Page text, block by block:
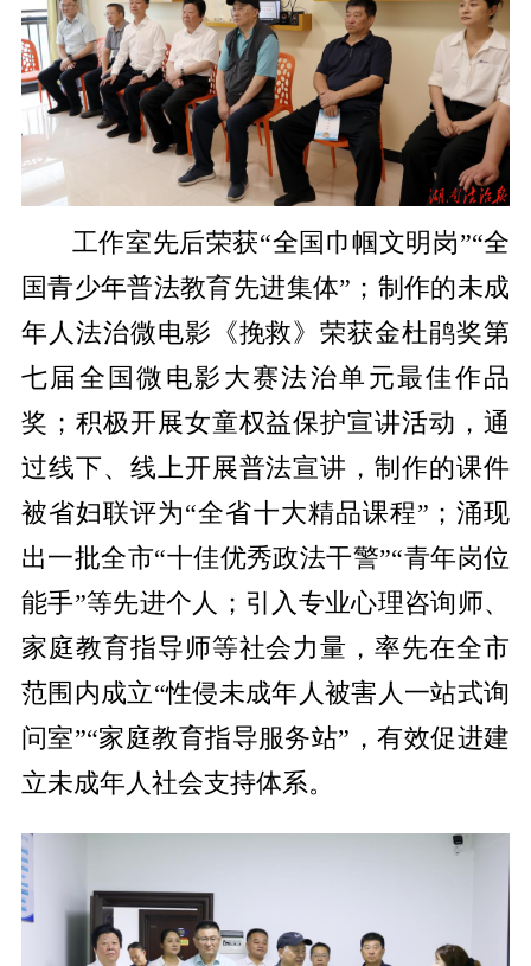
工作室先后荣获“全国巾帼文明岗”“全
国青少年普法教育先进集体”；制作的未成
年人法治微电影《挽救》荣获金杜鹃奖第
七届全国微电影大赛法治单元最佳作品
奖；积极开展女童权益保护宣讲活动，通
过线下、线上开展普法宣讲，制作的课件
被省妇联评为“全省十大精品课程”；涌现
出一批全市“十佳优秀政法干警”“青年岗位
能手”等先进个人；引入专业心理咨询师、
家庭教育指导师等社会力量，率先在全市
范围内成立“性侵未成年人被害人一站式询
问室”“家庭教育指导服务站”，有效促进建
立未成年人社会支持体系。